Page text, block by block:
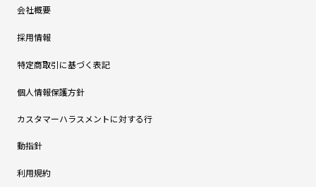
会社概要
採用情報
特定商取引に基づく表記
個人情報保護方針
カスタマーハラスメントに対する行
動指針
利用規約